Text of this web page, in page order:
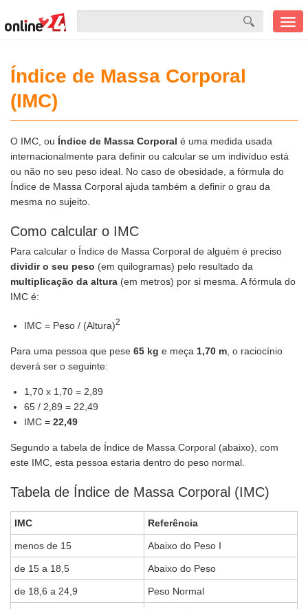
Índice de Massa Corporal
(IMC)
O IMC, ou Índice de Massa Corporal é uma medida usada
internacionalmente para definir ou calcular se um indivíduo está
ou não no seu peso ideal. No caso de obesidade, a fórmula do
Índice de Massa Corporal ajuda também a definir o grau da
mesma no sujeito.
Como calcular o IMC
Para calcular o Índice de Massa Corporal de alguém é preciso
dividir o seu peso (em quilogramas) pelo resultado da
multiplicação da altura (em metros) por si mesma. A fórmula do
IMC é:
IMC = Peso / (Altura)2
Para uma pessoa que pese 65 kg e meça 1,70 m , o raciocínio
deverá ser o seguinte:
1,70 x 1,70 = 2,89
65 / 2,89 = 22,49
IMC = 22,49
Segundo a tabela de Índice de Massa Corporal (abaixo), com
este IMC, esta pessoa estaria dentro do peso normal.
Tabela de Índice de Massa Corporal (IMC)
IMC Referência
menos de 15 Abaixo do Peso I
de 15 a 18,5 Abaixo do Peso
de 18,6 a 24,9 Peso Normal